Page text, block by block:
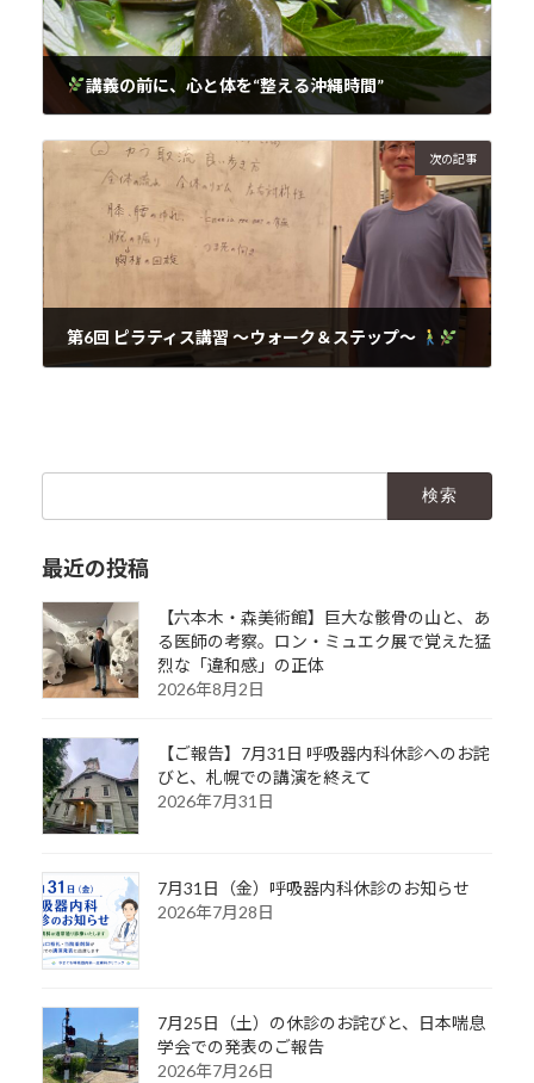
講義の前に、心と体を“整える沖縄時間”
次の記事
第6回 ピラティス講習 〜ウォーク＆ステップ〜
最近の投稿
【六本木・森美術館】巨大な骸骨の山と、あ
る医師の考察。ロン・ミュエク展で覚えた猛
烈な「違和感」の正体
2026年8月2日
【ご報告】7月31日 呼吸器内科休診へのお詫
びと、札幌での講演を終えて
2026年7月31日
7月31日（金）呼吸器内科休診のお知らせ
2026年7月28日
7月25日（土）の休診のお詫びと、日本喘息
学会での発表のご報告
2026年7月26日